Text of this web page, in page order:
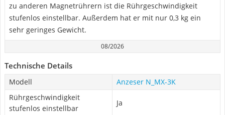
zu anderen Magnetrührern ist die Rührgeschwindigkeit
stufenlos einstellbar. Außerdem hat er mit nur 0,3 kg ein
sehr geringes Gewicht.
08/2026
Technische Details
Modell
Anzeser N_MX-3K
Rührgeschwindigkeit
stufenlos einstellbar
Ja